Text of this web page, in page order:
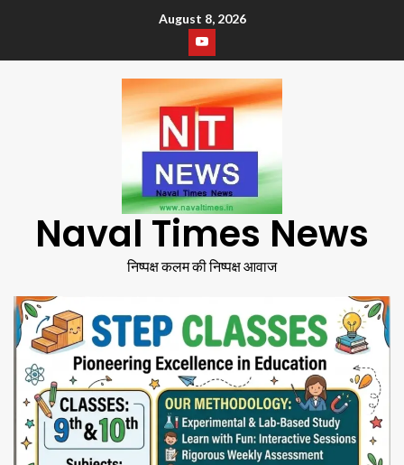
August 8, 2026
Naval Times News
निष्पक्ष कलम की निष्पक्ष आवाज